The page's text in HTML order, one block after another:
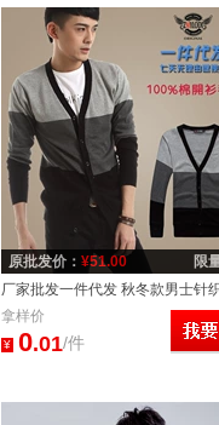
原批发价： ¥51.00
限
厂家批发一件代发 秋冬款男士针
修身时尚男式全棉毛衫
拿样价
¥ 0.01/件